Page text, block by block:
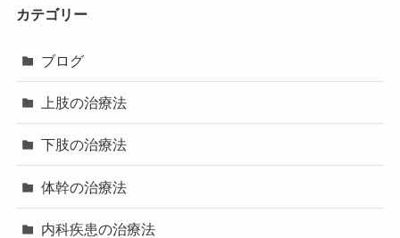
カテゴリー
ブログ
上肢の治療法
下肢の治療法
体幹の治療法
内科疾患の治療法